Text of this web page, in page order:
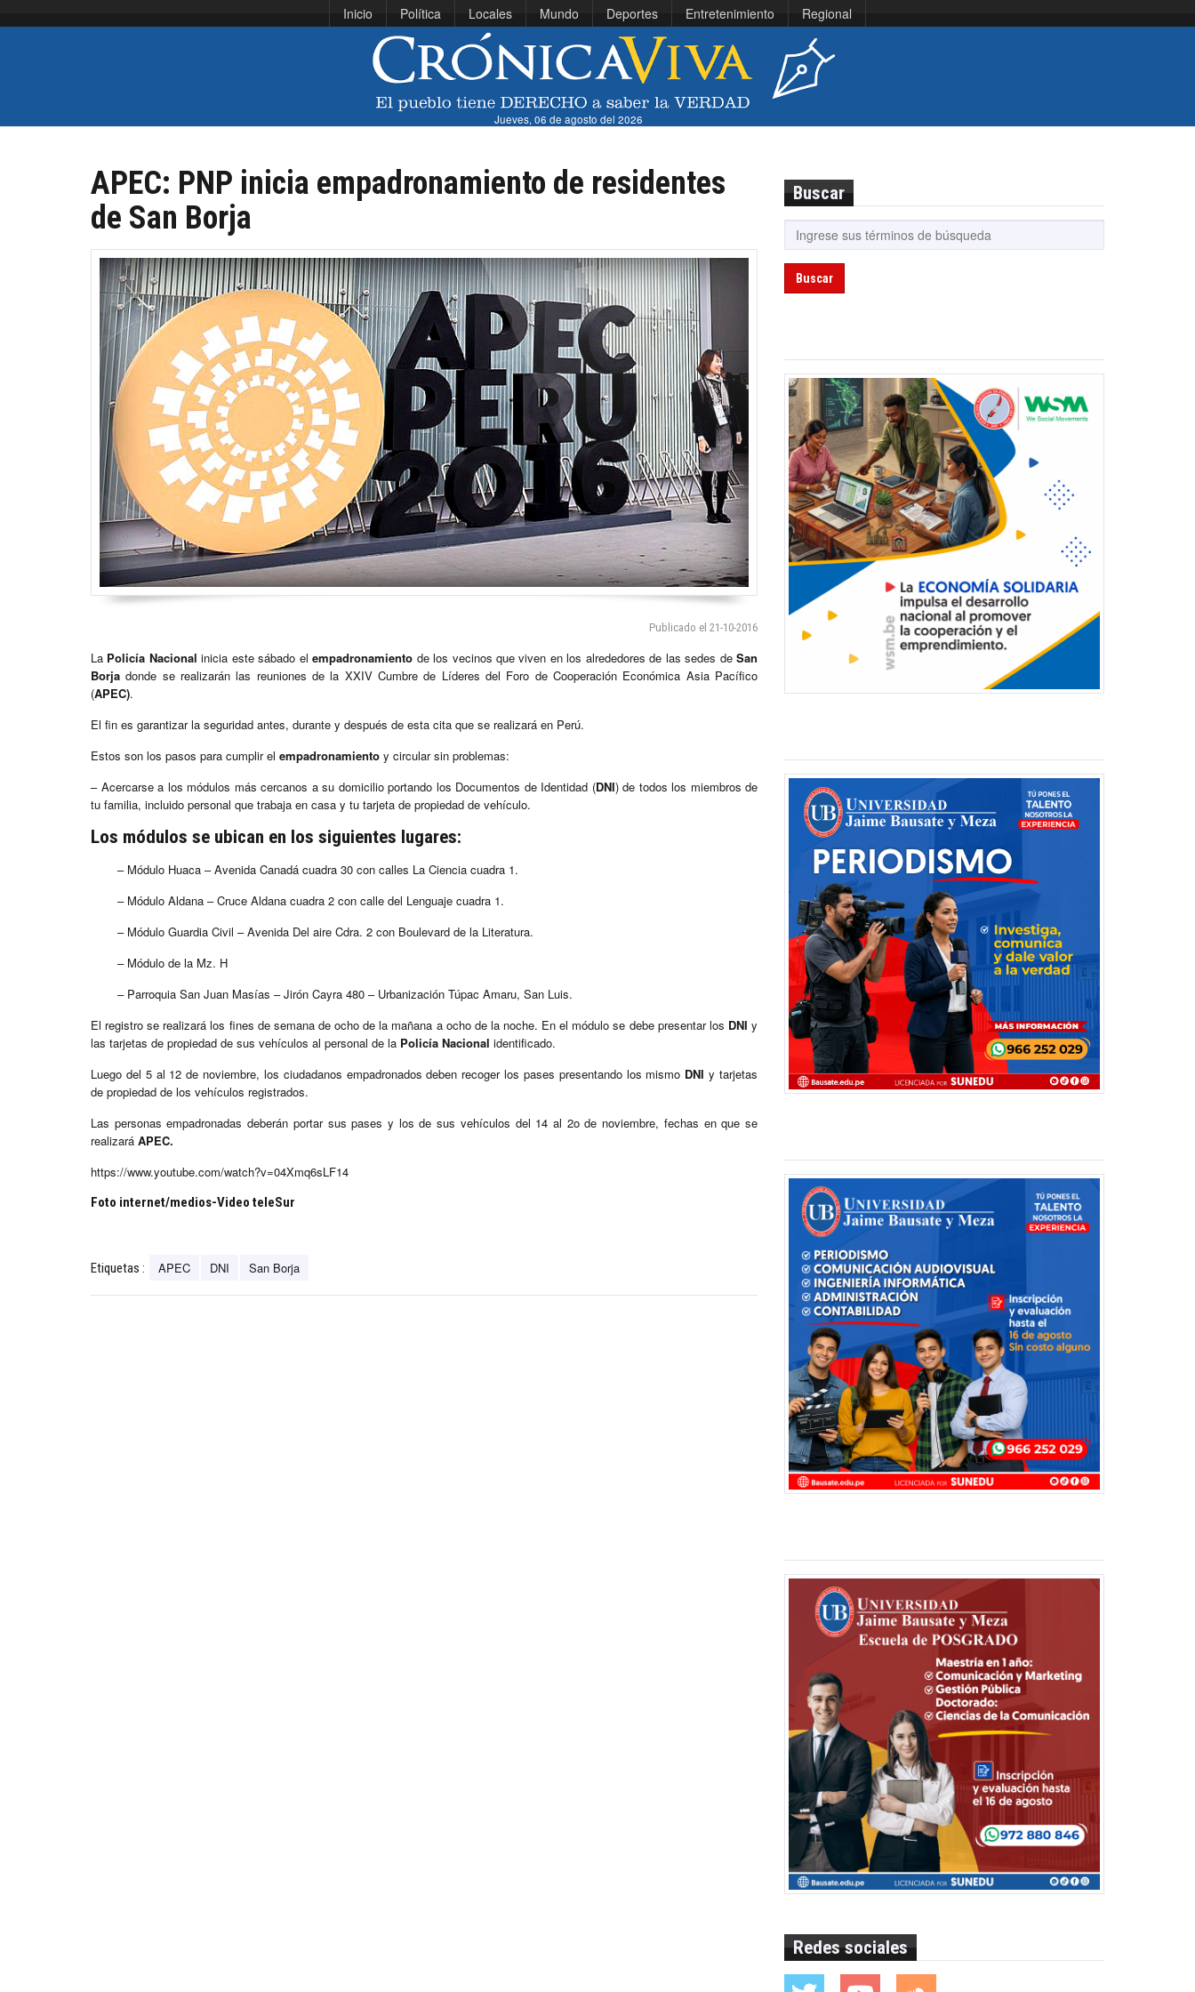
Inicio Política Locales Mundo Deportes Entretenimiento Regional
Jueves, 06 de agosto del 2026
APEC: PNP inicia empadronamiento de residentes
de San Borja
Publicado el 21-10-2016
La Policía Nacional inicia este sábado elempadronamiento de los vecinos que viven en los alrededores de las sedes deSan
Borja donde se realizarán las reuniones de la XXIV Cumbre de Líderes del Foro de Cooperación Económica Asia Pacífico
(APEC).
El fin es garantizar la seguridad antes, durante y después de esta cita que se realizará en Perú.
Estos son los pasos para cumplir el empadronamiento y circular sin problemas:
– Acercarse a los módulos más cercanos a su domicilio portando los Documentos de Identidad (DNI) de todos los miembros de
tu familia, incluido personal que trabaja en casa y tu tarjeta de propiedad de vehículo.
Los módulos se ubican en los siguientes lugares:
– Módulo Huaca – Avenida Canadá cuadra 30 con calles La Ciencia cuadra 1.
– Módulo Aldana – Cruce Aldana cuadra 2 con calle del Lenguaje cuadra 1.
– Módulo Guardia Civil – Avenida Del aire Cdra. 2 con Boulevard de la Literatura.
– Módulo de la Mz. H
– Parroquia San Juan Masías – Jirón Cayra 480 – Urbanización Túpac Amaru, San Luis.
El registro se realizará los fines de semana de ocho de la mañana a ocho de la noche. En el módulo se debe presentar los DNI y
las tarjetas de propiedad de sus vehículos al personal de la Policía Nacional identificado.
Luego del 5 al 12 de noviembre, los ciudadanos empadronados deben recoger los pases presentando los mismo DNI y tarjetas
de propiedad de los vehículos registrados.
Las personas empadronadas deberán portar sus pases y los de sus vehículos del 14 al 2o de noviembre, fechas en que se
realizará APEC.
https://www.youtube.com/watch?v=04Xmq6sLF14
Foto internet/medios-Video teleSur
Etiquetas : APEC DNI San Borja
Buscar
Buscar
Redes sociales